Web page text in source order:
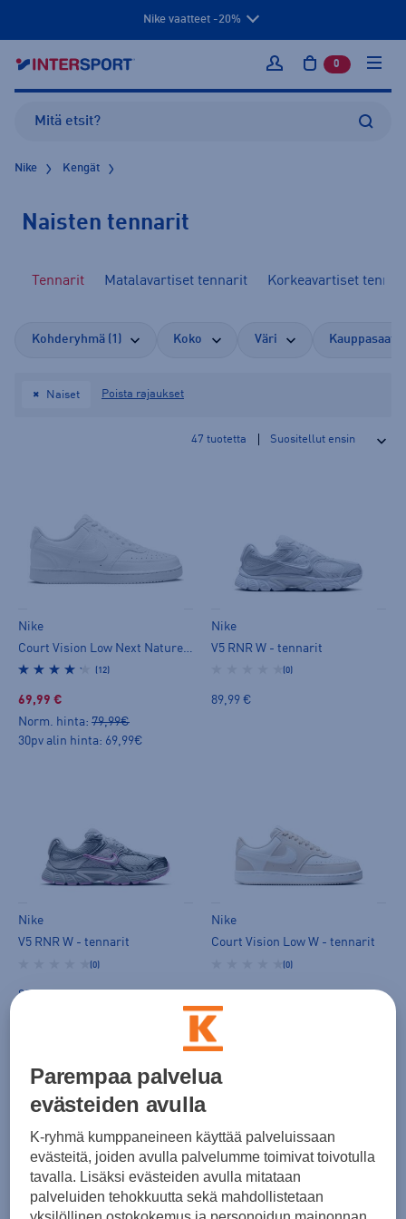
Nike vaatteet -20%
Kirjaudu sisään
0 tuotetta
Nike Kengät
Naisten tennarit
Tennarit Matalavartiset tennarit Korkeavartiset
Kohderyhmä (1) Koko Väri
✖ Naiset Poista rajaukset
47 tuotetta
Nike
(12)
69,99 €
Norm. hinta: 79,99€
30pv alin hinta: 69,99€
Nike
V5 RNR W - tennarit
(0)
89,99 €
Nike
V5 RNR W - tennarit
(0)
89,99 €
Nike
Court Vision Low W - tennarit
(0)
Norm. hinta:
30pv alin hinta: 69,99€
Nike
Nike
Parempaa palvelua
evästeiden avulla
K-ryhmä kumppaneineen käyttää palveluissaan
evästeitä, joiden avulla palvelumme toimivat toivotulla
tavalla. Lisäksi evästeiden avulla mitataan
palveluiden tehokkuutta sekä mahdollistetaan